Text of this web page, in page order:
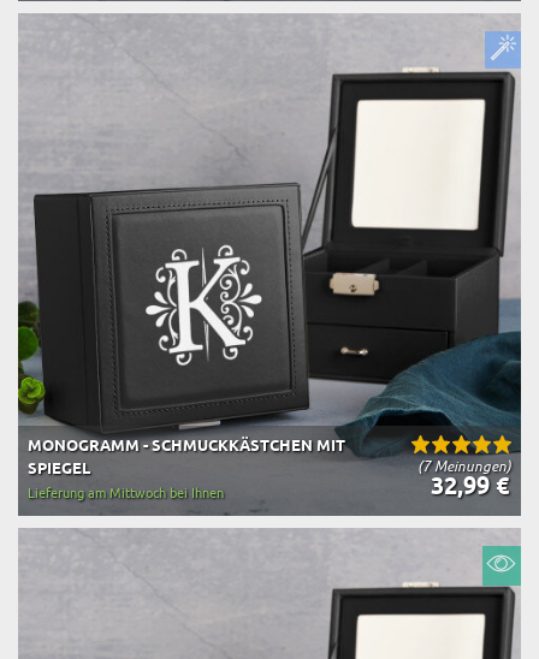
(7 Meinungen)
MONOGRAMM - SCHMUCKKÄSTCHEN MIT
SPIEGEL
32,99 €
Lieferung am Mittwoch bei Ihnen